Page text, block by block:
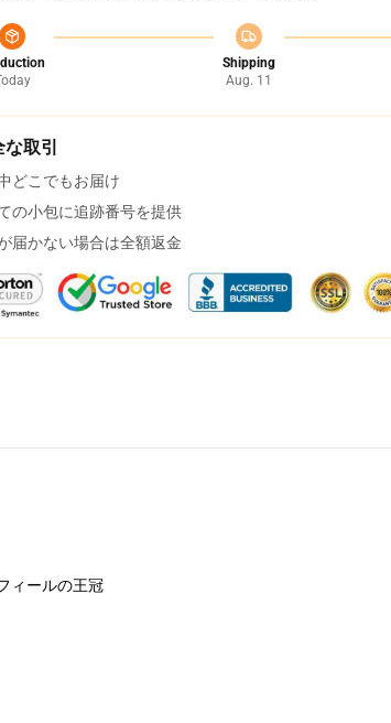
Shipping
Aug. 11
取引
どこでもお届け
の小包に追跡番号を提供
届かない場合は全額返金
ィールの王冠